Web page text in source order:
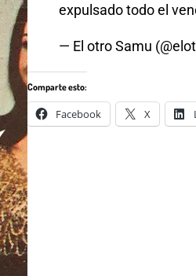
expulsado todo el
— El otro Samu
Comparte esto:
Facebook X